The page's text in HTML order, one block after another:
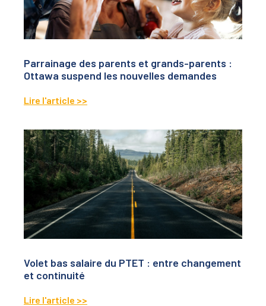
Parrainage des parents et grands-parents :
Ottawa suspend les nouvelles demandes
Lire l'article >>
Volet bas salaire du PTET : entre changement
et continuité
Lire l'article >>